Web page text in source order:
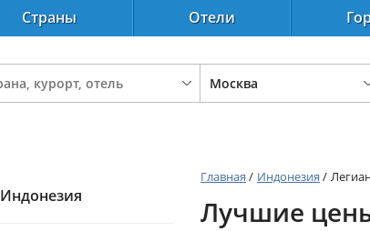
Страны Отели
Индонезия
Главная / Индонезия /
Лучшие